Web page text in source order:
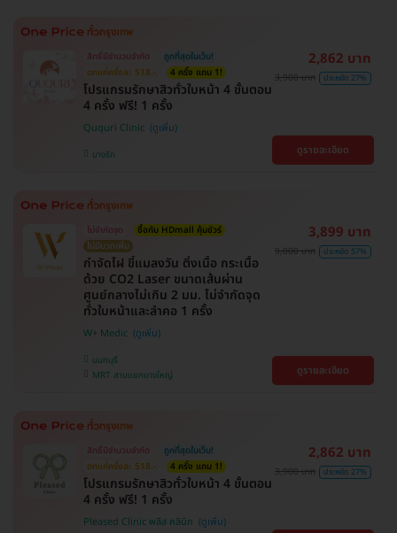
สิทธิ์มีจำนวนจำกัด
ถูกที่สุดในเว็บ!
ตกแค่ครั้งละ 518.-
4 ครั้ง แถม 1!
โปรแกรมรักษาสิวทั่วใบหน้า 4 ขั้นตอน
4 ครั้ง ฟรี! 1 ครั้ง
Ququri Clinic
บางรัก
2,862 บาท
3,900 บาท ประหยัด 27%
ดูรายละเอียด
ไม่จำกัดจุด
ซื้อกับ HDmall คุ้มชัวร์
ไม่มีบวกเพิ่ม
กำจัดไฝ ขี้แมลงวัน ติ่งเนื้อ กระเนื้อ
ด้วย CO2 Laser ขนาดเส้นผ่าน
ศูนย์กลางไม่เกิน 2 มม. ไม่จำกัดจุด
ทั่วใบหน้าและลำคอ 1 ครั้ง
W+ Medic
นนทบุรี
MRT สามแยกบางใหญ่
3,899 บาท
9,000 บาท ประหยัด 57%
ดูรายละเอียด
สิทธิ์มีจำนวนจำกัด
ถูกที่สุดในเว็บ!
ตกแค่ครั้งละ 518.-
4 ครั้ง แถม 1!
โปรแกรมรักษาสิวทั่วใบหน้า 4 ขั้นตอน
4 ครั้ง ฟรี! 1 ครั้ง
Pleased Clinic พลีส คลินิก
2,862 บาท
3,900 บาท ประหยัด 27%